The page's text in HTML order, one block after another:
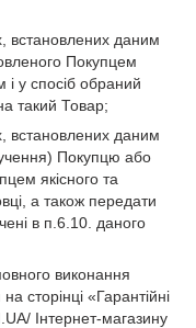
встановлених даним
Покупцем
у спосіб обраний
такий Товар;
встановлених даним
Покупцю або
якісного та
а також передати
в п.6.10. даного
виконання
сторінці «Гарантійні
Інтернет-магазину